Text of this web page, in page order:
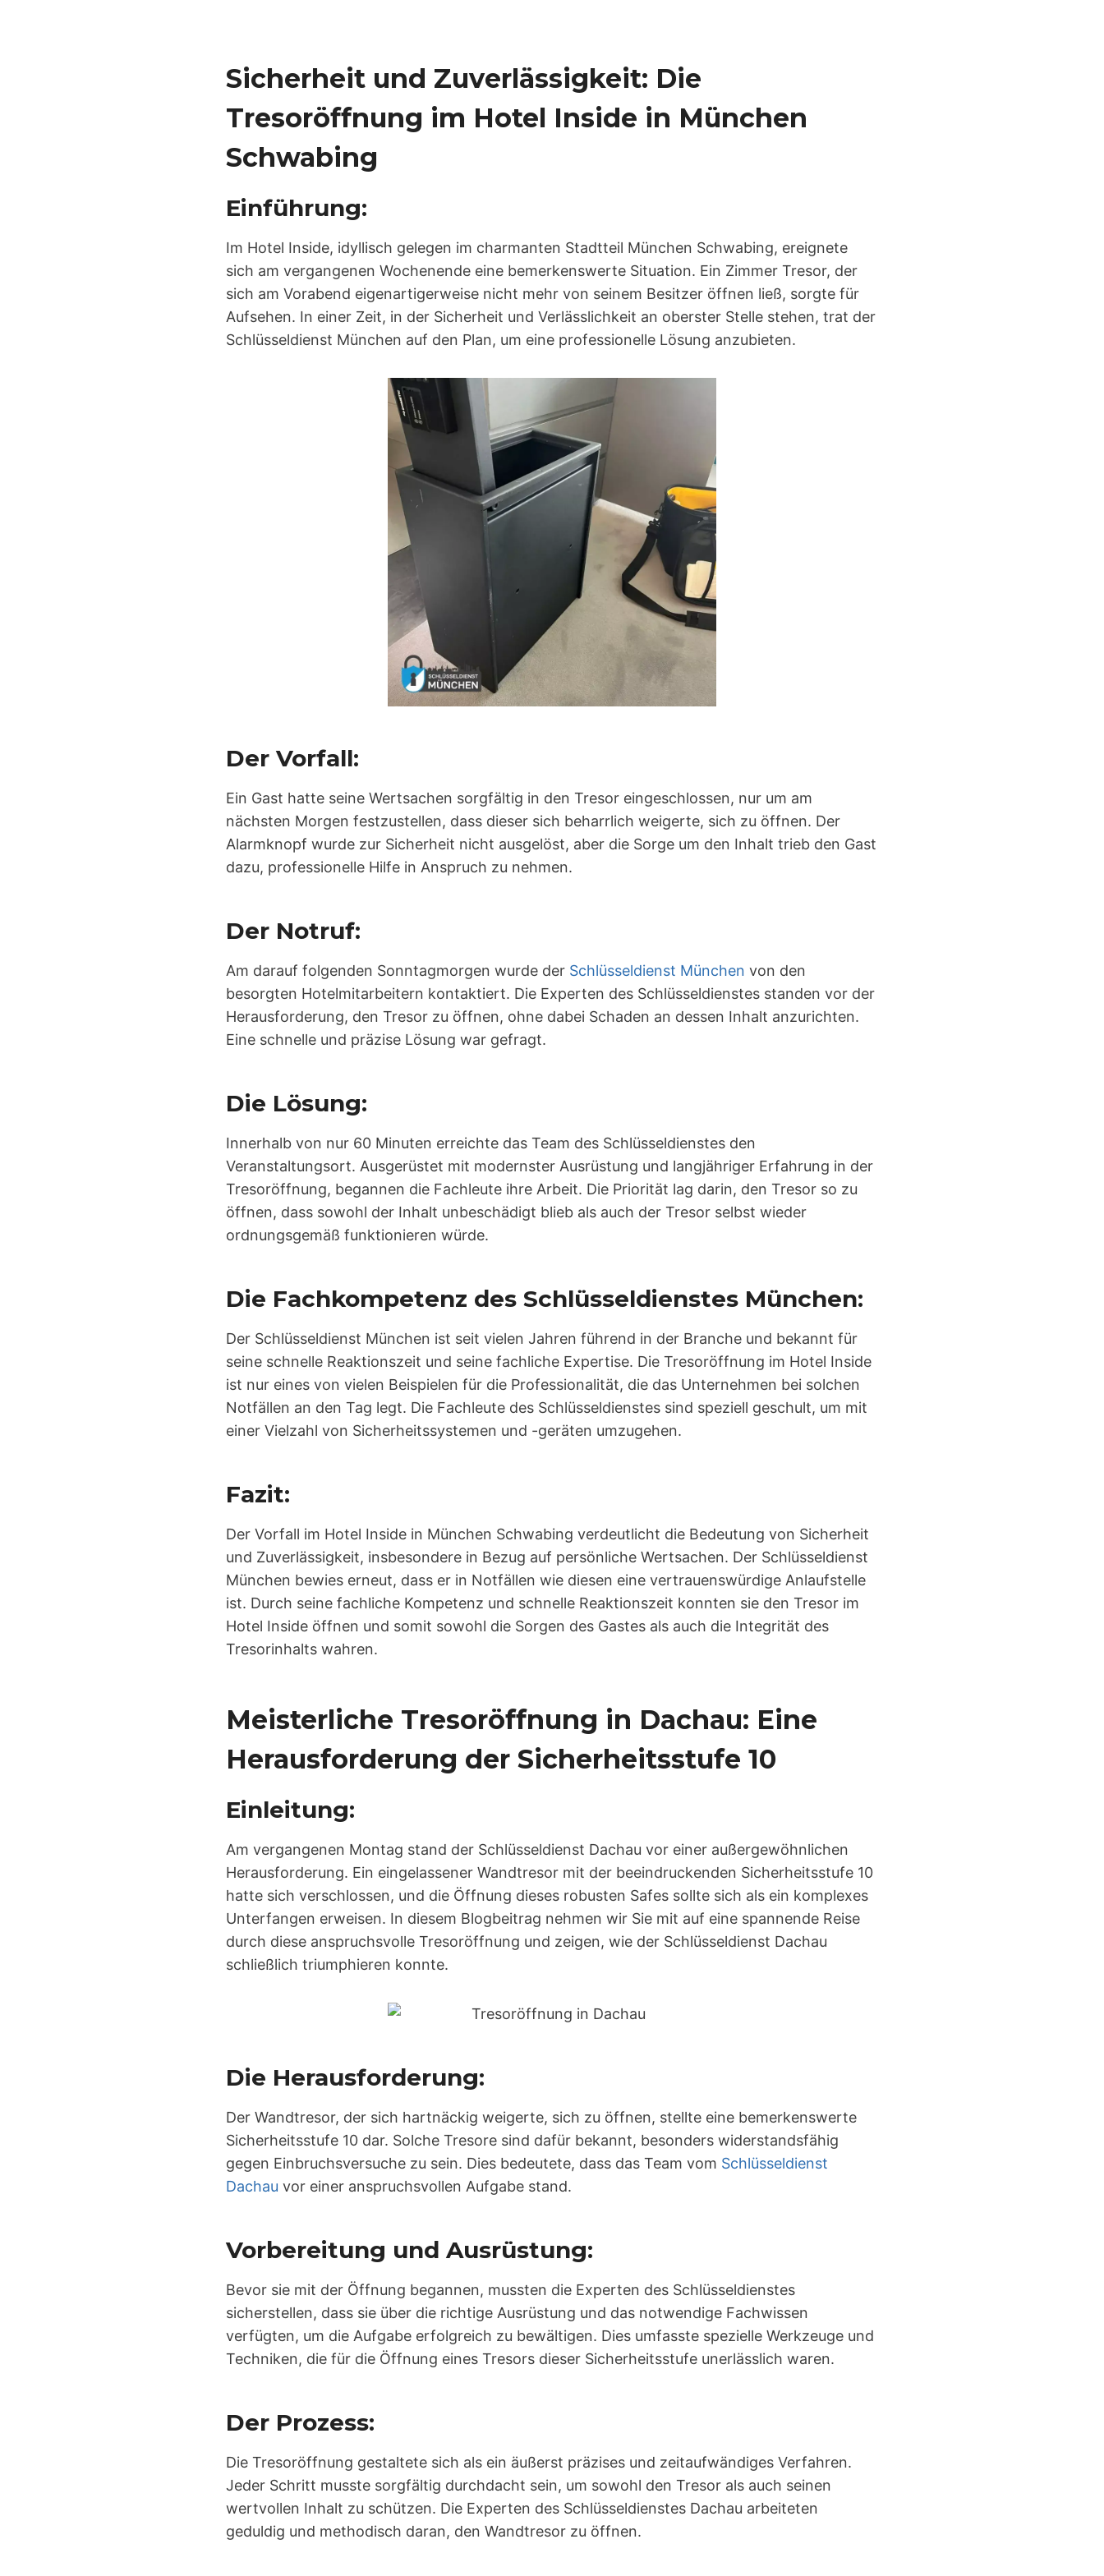
Sicherheit und Zuverlässigkeit: Die
Tresoröffnung im Hotel Inside in München
Schwabing
Einführung:
Im Hotel Inside, idyllisch gelegen im charmanten Stadtteil München Schwabing, ereignete
sich am vergangenen Wochenende eine bemerkenswerte Situation. Ein Zimmer Tresor, der
sich am Vorabend eigenartigerweise nicht mehr von seinem Besitzer öffnen ließ, sorgte für
Aufsehen. In einer Zeit, in der Sicherheit und Verlässlichkeit an oberster Stelle stehen, trat der
Schlüsseldienst München auf den Plan, um eine professionelle Lösung anzubieten.
Der Vorfall:
Ein Gast hatte seine Wertsachen sorgfältig in den Tresor eingeschlossen, nur um am
nächsten Morgen festzustellen, dass dieser sich beharrlich weigerte, sich zu öffnen. Der
Alarmknopf wurde zur Sicherheit nicht ausgelöst, aber die Sorge um den Inhalt trieb den Gast
dazu, professionelle Hilfe in Anspruch zu nehmen.
Der Notruf:
Am darauf folgenden Sonntagmorgen wurde der Schlüsseldienst München von den
besorgten Hotelmitarbeitern kontaktiert. Die Experten des Schlüsseldienstes standen vor der
Herausforderung, den Tresor zu öffnen, ohne dabei Schaden an dessen Inhalt anzurichten.
Eine schnelle und präzise Lösung war gefragt.
Die Lösung:
Innerhalb von nur 60 Minuten erreichte das Team des Schlüsseldienstes den
Veranstaltungsort. Ausgerüstet mit modernster Ausrüstung und langjähriger Erfahrung in der
Tresoröffnung, begannen die Fachleute ihre Arbeit. Die Priorität lag darin, den Tresor so zu
öffnen, dass sowohl der Inhalt unbeschädigt blieb als auch der Tresor selbst wieder
ordnungsgemäß funktionieren würde.
Die Fachkompetenz des Schlüsseldienstes München:
Der Schlüsseldienst München ist seit vielen Jahren führend in der Branche und bekannt für
seine schnelle Reaktionszeit und seine fachliche Expertise. Die Tresoröffnung im Hotel Inside
ist nur eines von vielen Beispielen für die Professionalität, die das Unternehmen bei solchen
Notfällen an den Tag legt. Die Fachleute des Schlüsseldienstes sind speziell geschult, um mit
einer Vielzahl von Sicherheitssystemen und -geräten umzugehen.
Fazit:
Der Vorfall im Hotel Inside in München Schwabing verdeutlicht die Bedeutung von Sicherheit
und Zuverlässigkeit, insbesondere in Bezug auf persönliche Wertsachen. Der Schlüsseldienst
München bewies erneut, dass er in Notfällen wie diesen eine vertrauenswürdige Anlaufstelle
ist. Durch seine fachliche Kompetenz und schnelle Reaktionszeit konnten sie den Tresor im
Hotel Inside öffnen und somit sowohl die Sorgen des Gastes als auch die Integrität des
Tresorinhalts wahren.
Meisterliche Tresoröffnung in Dachau: Eine
Herausforderung der Sicherheitsstufe 10
Einleitung:
Am vergangenen Montag stand der Schlüsseldienst Dachau vor einer außergewöhnlichen
Herausforderung. Ein eingelassener Wandtresor mit der beeindruckenden Sicherheitsstufe 10
hatte sich verschlossen, und die Öffnung dieses robusten Safes sollte sich als ein komplexes
Unterfangen erweisen. In diesem Blogbeitrag nehmen wir Sie mit auf eine spannende Reise
durch diese anspruchsvolle Tresoröffnung und zeigen, wie der Schlüsseldienst Dachau
schließlich triumphieren konnte.
Die Herausforderung:
Der Wandtresor, der sich hartnäckig weigerte, sich zu öffnen, stellte eine bemerkenswerte
Sicherheitsstufe 10 dar. Solche Tresore sind dafür bekannt, besonders widerstandsfähig
gegen Einbruchsversuche zu sein. Dies bedeutete, dass das Team vom Schlüsseldienst
Dachau vor einer anspruchsvollen Aufgabe stand.
Vorbereitung und Ausrüstung:
Bevor sie mit der Öffnung begannen, mussten die Experten des Schlüsseldienstes
sicherstellen, dass sie über die richtige Ausrüstung und das notwendige Fachwissen
verfügten, um die Aufgabe erfolgreich zu bewältigen. Dies umfasste spezielle Werkzeuge und
Techniken, die für die Öffnung eines Tresors dieser Sicherheitsstufe unerlässlich waren.
Der Prozess:
Die Tresoröffnung gestaltete sich als ein äußerst präzises und zeitaufwändiges Verfahren.
Jeder Schritt musste sorgfältig durchdacht sein, um sowohl den Tresor als auch seinen
wertvollen Inhalt zu schützen. Die Experten des Schlüsseldienstes Dachau arbeiteten
geduldig und methodisch daran, den Wandtresor zu öffnen.